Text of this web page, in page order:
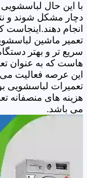
با این حال
دچار مشکل شوند و
انجام
تعمیر ماشین
سریع تر و بهتر
هاست که به عنوان
این عرصه فعالیت
تعمیرات لباسشویی
هزینه های منصفانه
می باشد.